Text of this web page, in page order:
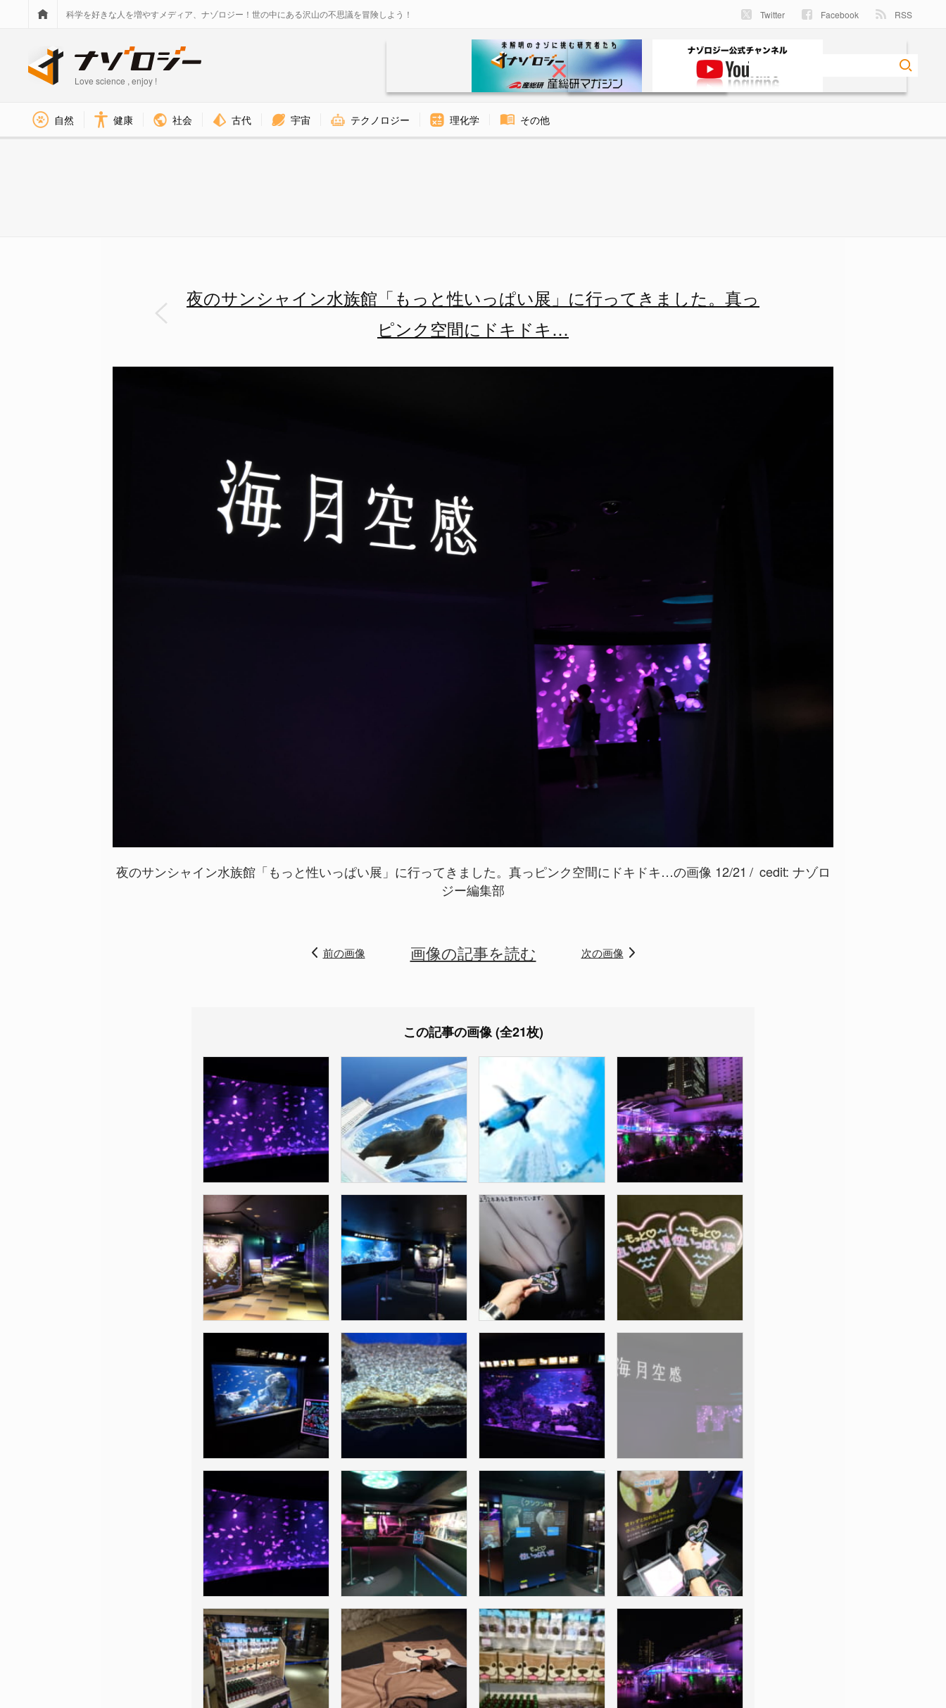
科学を好きな人を増やすメディア、ナゾロジー！世の中にある沢山の不思議を冒険しよう！ Twitter Facebook RSS
Love science , enjoy !
自然 健康 社会 古代 宇宙 テクノロジー 理化学 その他
夜のサンシャイン水族館「もっと性いっぱい展」に行ってきました。真っ
ピンク空間にドキドキ…
夜のサンシャイン水族館「もっと性いっぱい展」に行ってきました。真っピンク空間にドキドキ…の画像 12/21
cedit: ナゾロ
ジー編集部
前の画像 画像の記事を読む 次の画像
この記事の画像 (全21枚)